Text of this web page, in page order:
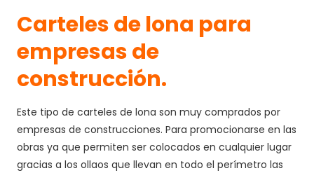
Carteles de lona para
empresas de
construcción.
Este tipo de carteles de lona son muy comprados por
empresas de construcciones. Para promocionarse en las
obras ya que permiten ser colocados en cualquier lugar
gracias a los ollaos que llevan en todo el perímetro las